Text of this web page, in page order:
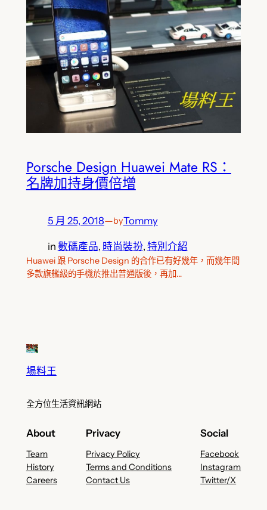
Porsche Design Huawei Mate RS：
名牌加持身價倍增
5 月 25, 2018—byTommy
in 數碼產品, 時尚裝扮, 特別介紹
Huawei 跟 Porsche Design 的合作已有好幾年，而幾年間
多款旗艦級的手機於推出普通版後，再加…
場料王
全方位生活資訊網站
About
Team
History
Careers
Privacy
Privacy Policy
Terms and Conditions
Contact Us
Social
Facebook
Instagram
Twitter/X